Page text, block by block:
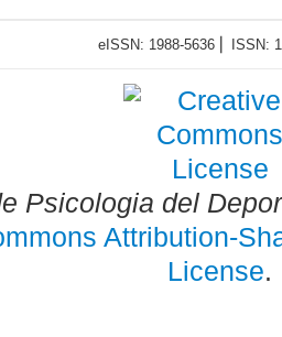
eISSN: 1988-5636 ⎜ ISSN:
Psicologia del
Attribution-
License.